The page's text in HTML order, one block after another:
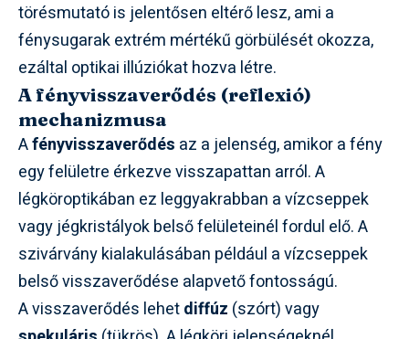
törésmutató is jelentősen eltérő lesz, ami a
fénysugarak extrém mértékű görbülését okozza,
ezáltal optikai illúziókat hozva létre.
A fényvisszaverődés (reflexió)
mechanizmusa
Afényvisszaverődés az a jelenség, amikor a fény
egy felületre érkezve visszapattan arról. A
légköroptikában ez leggyakrabban a vízcseppek
vagy jégkristályok belső felületeinél fordul elő. A
szivárvány kialakulásában például a vízcseppek
belső visszaverődése alapvető fontosságú.
A visszaverődés lehetdiffúz (szórt) vagy